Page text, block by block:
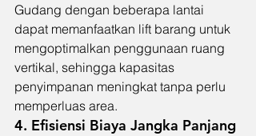
Gudang dengan beberapa lantai
dapat memanfaatkan lift barang untuk
mengoptimalkan penggunaan ruang
vertikal, sehingga kapasitas
penyimpanan meningkat tanpa perlu
memperluas area.
4. Efisiensi Biaya Jangka Panjang